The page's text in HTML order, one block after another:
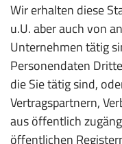
Wir erhalten diese
u.U. aber auch von
Unternehmen tätig
Personendaten
die Sie tätig sind,
Vertragspartnern,
aus öffentlich
öffentlichen